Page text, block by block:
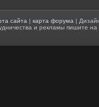
сайта |карта форума |
и рекламы пишите на